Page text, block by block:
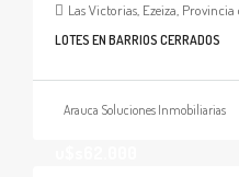
Las Victorias, Ezeiza,
LOTES EN BARRIOS CERRADOS
Arauca Soluciones Inmobiliarias